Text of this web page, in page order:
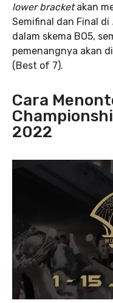
lower bracketakan
Semifinal dan Final di
dalam skema BO5,
pemenangnya akan
(Best of 7).
Cara
2022